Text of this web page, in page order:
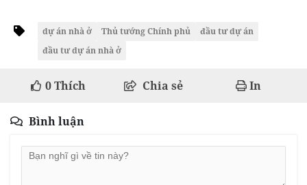
dự án nhà ở Thủ tướng Chính phủ
đầu tư dự án
đầu tư dự án nhà ở
0Thích Chia sẻ In
Bình luận